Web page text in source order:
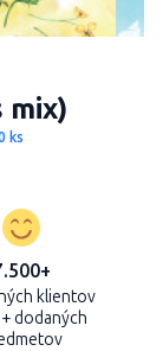
ks
mix)
klientov
dodaných